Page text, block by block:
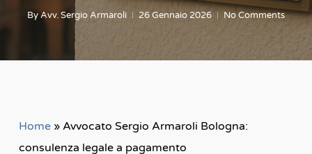
ByAvv. Sergio Armaroli 26 Gennaio 2026 No Comments
Home» Avvocato Sergio Armaroli Bologna:
consulenza legale a pagamento